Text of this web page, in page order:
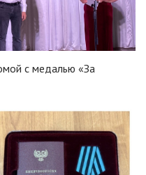
с медалью «За